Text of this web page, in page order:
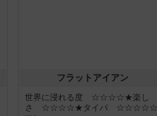
フラットアイアン
世界に浸れる度 ☆☆☆☆★楽し
さ ☆☆☆☆★タイパ ☆☆☆☆☆